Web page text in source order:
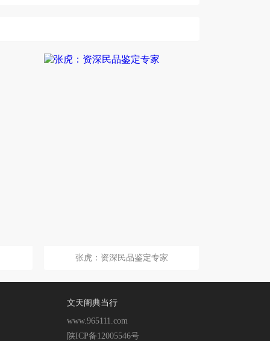
张虎：资深民品鉴定专家
文天阁典当行
www.965111.com
陕ICP备12005546号